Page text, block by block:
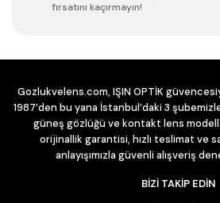
fırsatını kaçırmayın!
Gozlukvelens.com, IŞIN OPTİK
1987’den bu yana İstanbul’daki 3
güneş gözlüğü ve kontakt lens
orijinallik garantisi, hızlı teslimat ve
anlayışımızla güvenli alışveriş
BİZİ TAKİP EDİN